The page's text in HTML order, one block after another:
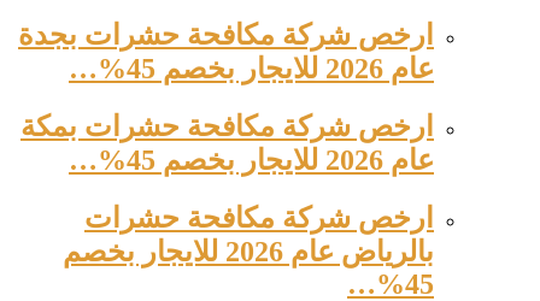
ارخص شركة مكافحة حشرات بجدة
عام 2026 للايجار بخصم 45%…
ارخص شركة مكافحة حشرات بمكة
عام 2026 للايجار بخصم 45%…
ارخص شركة مكافحة حشرات
بالرياض عام 2026 للايجار بخصم
45%…